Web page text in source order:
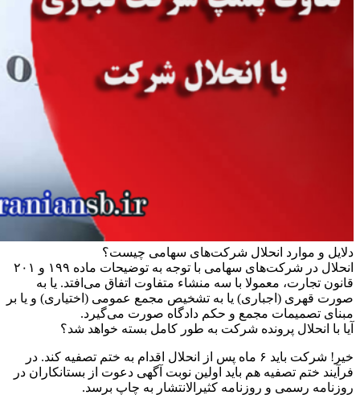
دلایل و موارد انحلال شرکت‌های سهامی چیست؟
انحلال در شرکت‌های سهامی با توجه به توضیحات ماده ۱۹۹ و ۲۰۱
قانون تجارت، معمولا با سه منشاء متفاوت اتفاق می‌افتد. یا به
صورت قهری (اجباری) یا به تشخیص مجمع عمومی (اختیاری) و یا بر
مبنای تصمیمات مجمع و حکم دادگاه صورت می‌گیرد.
آیا با انحلال پرونده شرکت به طور کامل بسته خواهد شد؟
خیر! شرکت باید ۶ ماه پس از انحلال اقدام به ختم تصفیه کند. در
فرآیند ختم تصفیه هم باید اولین نوبت آگهی دعوت از بستانکاران در
روزنامه رسمی و روزنامه کثیرالانتشار به چاپ برسد.